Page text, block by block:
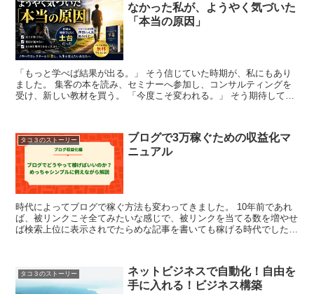
なかった私が、ようやく気づいた
「本当の原因」
「もっと学べば結果が出る。」 そう信じていた時期が、私にもあり
ました。 集客の本を読み、セミナーへ参加し、コンサルティングを
受け、新しい教材を買う。 「今度こそ変われる。」 そう期待して
タコ３のストーリー
ブログで3万稼ぐための収益化マ
ニュアル
時代によってブログで稼ぐ方法も変わってきました。 10年前であれ
ば、被リンクこそ全てみたいな感じで、被リンクを当てる数を増やせ
ば検索上位に表示されでたらめな記事を書いても稼げる時代でした。
タコ３のストーリー
ネットビジネスで自動化！自由を
手に入れる！ビジネス構築